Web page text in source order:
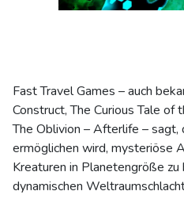
Fast Travel Games – auch
Construct, The Curious Tale
The Oblivion – Afterlife – sagt,
ermöglichen wird, mysteriöse
Kreaturen in Planetengröße zu
dynamischen